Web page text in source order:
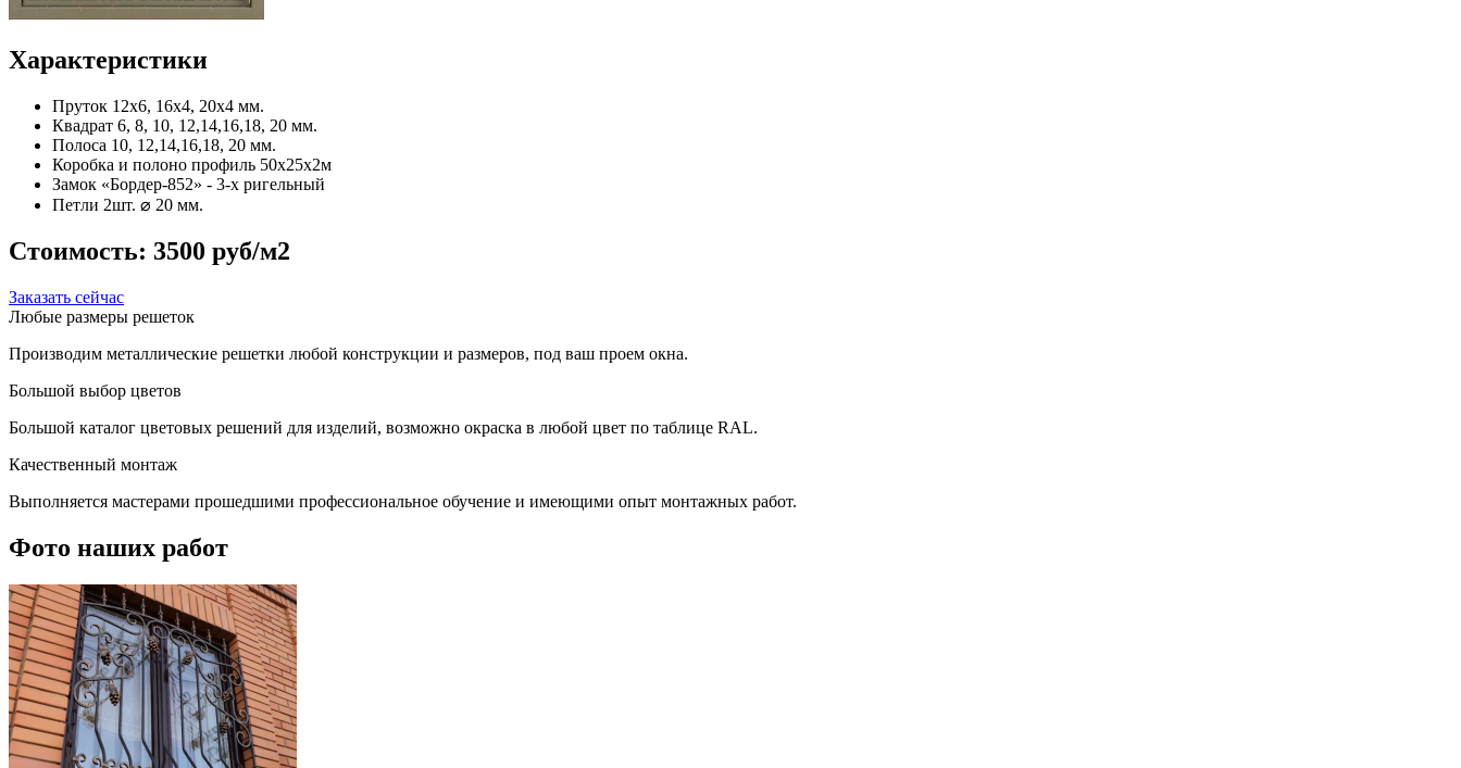
Характеристики
Пруток 12x6, 16x4, 20x4 мм.
Квадрат 6, 8, 10, 12,14,16,18, 20 мм.
Полоса 10, 12,14,16,18, 20 мм.
Коробка и полоно профиль 50х25х2м
Замок «Бордер-852» - 3-х ригельный
Петли 2шт. ⌀ 20 мм.
Стоимость: 3500 руб/м2
Заказать сейчас
Любые размеры решеток
Производим металлические решетки любой конструкции и размеров, под ваш проем окна.
Большой выбор цветов
Большой каталог цветовых решений для изделий, возможно окраска в любой цвет по таблице RAL.
Качественный монтаж
Выполняется мастерами прошедшими профессиональное обучение и имеющими опыт монтажных работ.
Фото наших работ